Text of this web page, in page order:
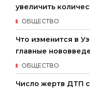
увеличить
ОБЩЕСТВО
Что изменится в
главные
ОБЩЕСТВО
Число жертв ДТП